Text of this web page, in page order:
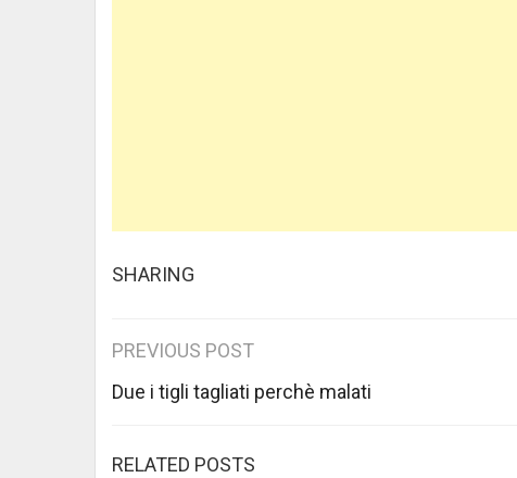
SHARING
Post
navigation
PREVIOUS POST
Due i tigli tagliati perchè malati
RELATED POSTS